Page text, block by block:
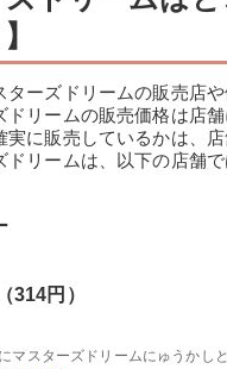
ターズドリームの販売店
ドリームの販売価格は店
実に販売しているかは、
ドリームは、以下の店舗で
314円）
マスターズドリームにゅうかし